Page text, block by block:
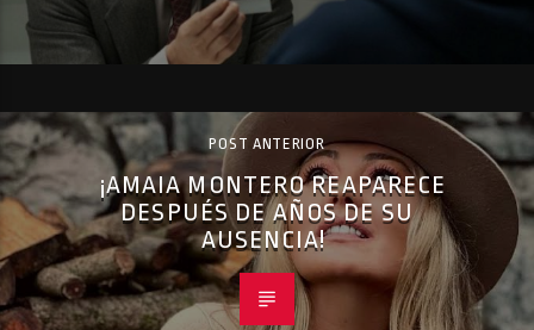
POST ANTERIOR
¡AMAIA MONTERO REAPARECE
DESPUÉS DE AÑOS DE SU
AUSENCIA!